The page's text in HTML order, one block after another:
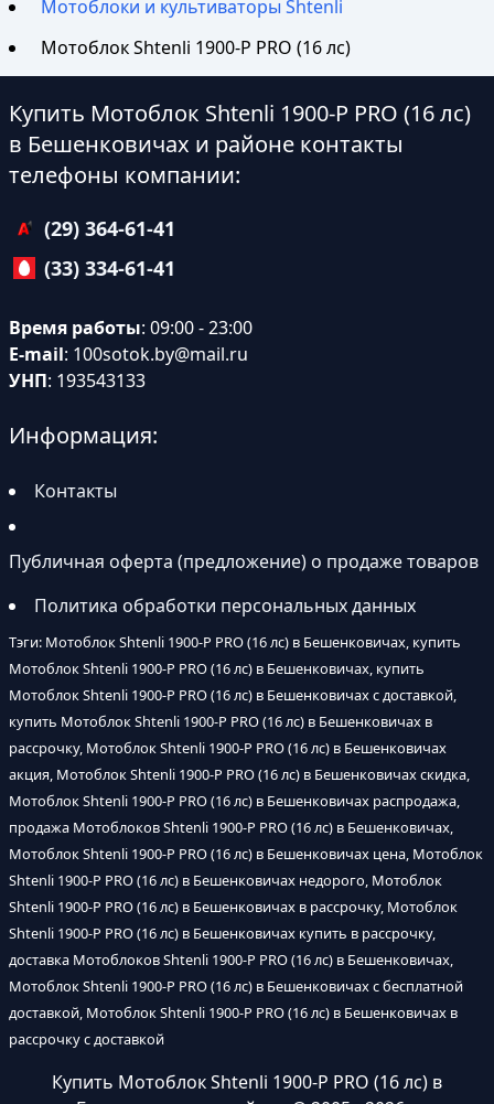
Мотоблоки и культиваторы Shtenli
Мотоблок Shtenli 1900-P PRO (16 лс)
Купить Мотоблок Shtenli 1900-P PRO (16 лс)
в Бешенковичах и районе контакты
телефоны компании:
(29) 364-61-41
(33) 334-61-41
Время работы: 09:00 - 23:00
E-mail: 100sotok.by@mail.ru
УНП: 193543133
Информация:
Контакты
Публичная оферта (предложение) о продаже товаров
Политика обработки персональных данных
Тэги: Мотоблок Shtenli 1900-P PRO (16 лс) в Бешенковичах, купить
Мотоблок Shtenli 1900-P PRO (16 лс) в Бешенковичах, купить
Мотоблок Shtenli 1900-P PRO (16 лс) в Бешенковичах с доставкой,
купить Мотоблок Shtenli 1900-P PRO (16 лс) в Бешенковичах в
рассрочку, Мотоблок Shtenli 1900-P PRO (16 лс) в Бешенковичах
акция, Мотоблок Shtenli 1900-P PRO (16 лс) в Бешенковичах скидка,
Мотоблок Shtenli 1900-P PRO (16 лс) в Бешенковичах распродажа,
продажа Мотоблоков Shtenli 1900-P PRO (16 лс) в Бешенковичах,
Мотоблок Shtenli 1900-P PRO (16 лс) в Бешенковичах цена, Мотоблок
Shtenli 1900-P PRO (16 лс) в Бешенковичах недорого, Мотоблок
Shtenli 1900-P PRO (16 лс) в Бешенковичах в рассрочку, Мотоблок
Shtenli 1900-P PRO (16 лс) в Бешенковичах купить в рассрочку,
доставка Мотоблоков Shtenli 1900-P PRO (16 лс) в Бешенковичах,
Мотоблок Shtenli 1900-P PRO (16 лс) в Бешенковичах с бесплатной
доставкой, Мотоблок Shtenli 1900-P PRO (16 лс) в Бешенковичах в
рассрочку с доставкой
Купить Мотоблок Shtenli 1900-P PRO (16 лс) в